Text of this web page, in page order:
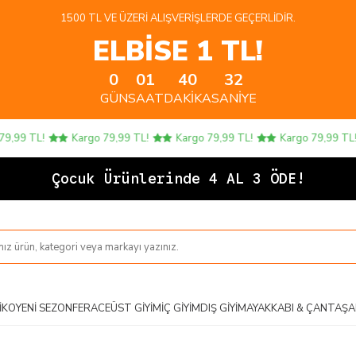
1500 TL VE ÜZERI ALIŞVERIŞLERDE GEÇERLIDIR.
ELBİSE 1 TL!
0
GÜN
01
SAAT
40
DAKIKA
31
SANIYE
TL! Kargo 79,99 TL! Kargo 79,99 TL! Kargo 79,99 TL!
Çocuk Ürünlerinde 4 AL 3 ÖDE!
YENI SEZONFERACEÜST GIYIMİÇ GIYIMDIŞ GIYIMAYAKKABI & ÇANTA